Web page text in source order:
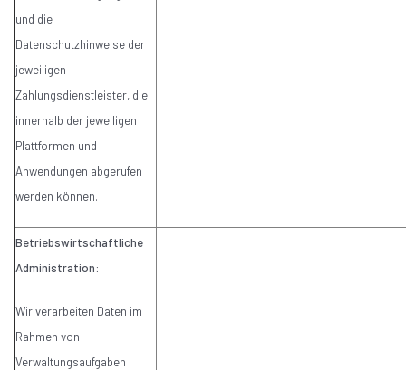
und die
Datenschutzhinweise der
jeweiligen
Zahlungsdienstleister, die
innerhalb der jeweiligen
Plattformen und
Anwendungen abgerufen
werden können.
Betriebswirtschaftliche
Administration:
Wir verarbeiten Daten im
Rahmen von
Verwaltungsaufgaben